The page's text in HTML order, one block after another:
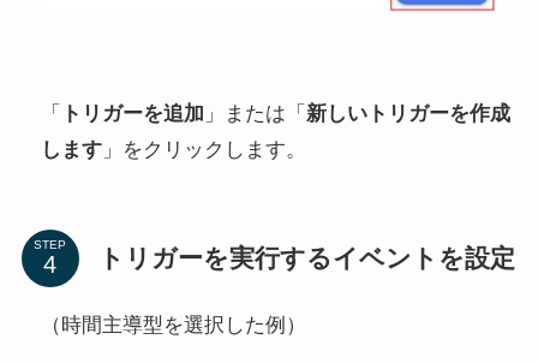
「 トリガーを追加 」または「 新しいトリガーを作成
します」をクリックします。
STEP トリガーを実行するイベントを設定
（時間主導型を選択した例）